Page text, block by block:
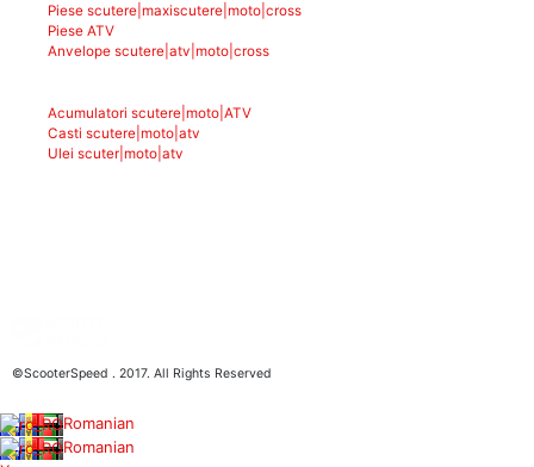
Piese scutere|maxiscutere|moto|cross
Piese ATV
Anvelope scutere|atv|moto|cross
Acumulatori scutere|moto|ATV
Casti scutere|moto|atv
Ulei scuter|moto|atv
©ScooterSpeed . 2017. All Rights Reserved
Romanian
Romanian